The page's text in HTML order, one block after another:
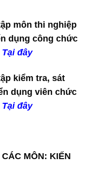
môn thi nghiệp
dụng công chức
Tại đây
kiểm tra, sát
dụng viên chức
Tại đây
MÔN: KIẾN